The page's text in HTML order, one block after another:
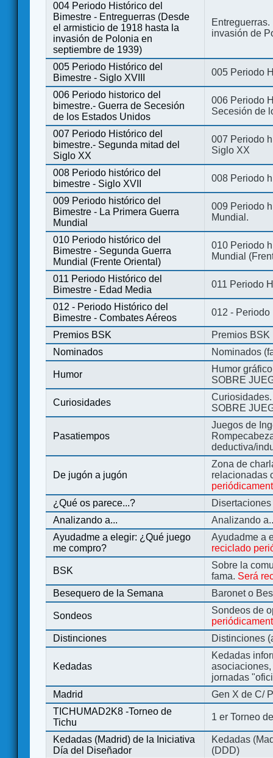
004 Periodo Histórico del
Bimestre - Entreguerras (Desde
el armisticio de 1918 hasta la
invasión de Polonia en
septiembre de 1939)
invasión de
005 Periodo Histórico del
Bimestre - Siglo XVIII
005 Periodo
006 Periodo historico del
bimestre.- Guerra de Secesión
de los Estados Unidos
006 Periodo
Secesión de
007 Periodo Histórico del
bimestre.- Segunda mitad del
Siglo XX
007 Periodo
Siglo XX
008 Periodo histórico del
bimestre - Siglo XVII
008 Periodo
009 Periodo histórico del
Bimestre - La Primera Guerra
Mundial
009 Periodo
Mundial.
010 Periodo histórico del
Bimestre - Segunda Guerra
Mundial (Frente Oriental)
010 Periodo
Mundial
011 Periodo Histórico del
Bimestre - Edad Media
011 Periodo
012 - Periodo Histórico del
Bimestre - Combates Aéreos
012 - Periodo
Premios BSK
Premios BSK
Nominados
Nominados
Humor
Humor
SOBRE
Curiosidades
SOBRE
Pasatiempos
Juegos de
deductiva/
De jugón a jugón
Zona de
relacionadas
¿Qué os parece...?
Analizando a...
Analizando
Ayudadme a elegir: ¿Qué juego
me compro?
Ayudadme a
reciclado
BSK
Sobre la
fama. Será
Besequero de la Semana
Baronet o
Sondeos
Sondeos de
Distinciones
Distinciones
Kedadas
Kedadas
jornadas
Madrid
Gen X de C/
TICHUMAD2K8 -Torneo de
Tichu
1 er Torneo
Kedadas (Madrid) de la Iniciativa
Día del Diseñador
Kedadas
(DDD)